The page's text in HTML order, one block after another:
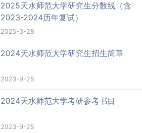
2025天水师范大学研究生分数线（含
2023-2024历年复试）
2025-3-28
2024天水师范大学研究生招生简章
2023-9-25
2024天水师范大学考研参考书目
2023-9-25